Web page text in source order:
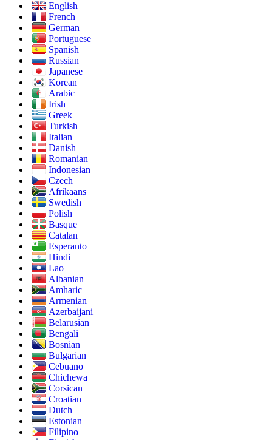
English
French
German
Portuguese
Spanish
Russian
Japanese
Korean
Arabic
Irish
Greek
Turkish
Italian
Danish
Romanian
Indonesian
Czech
Afrikaans
Swedish
Polish
Basque
Catalan
Esperanto
Hindi
Lao
Albanian
Amharic
Armenian
Azerbaijani
Belarusian
Bengali
Bosnian
Bulgarian
Cebuano
Chichewa
Corsican
Croatian
Dutch
Estonian
Filipino